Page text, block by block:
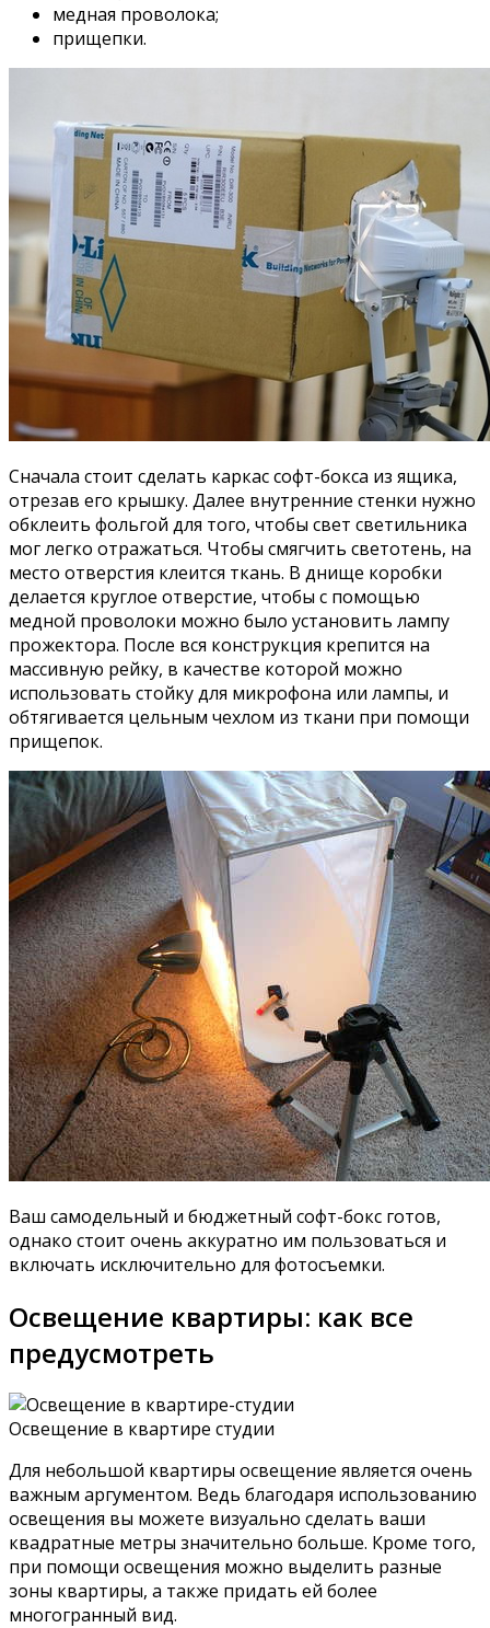
медная проволока;
прищепки.
Сначала стоит сделать каркас софт-бокса из ящика,
отрезав его крышку. Далее внутренние стенки нужно
обклеить фольгой для того, чтобы свет светильника
мог легко отражаться. Чтобы смягчить светотень, на
место отверстия клеится ткань. В днище коробки
делается круглое отверстие, чтобы с помощью
медной проволоки можно было установить лампу
прожектора. После вся конструкция крепится на
массивную рейку, в качестве которой можно
использовать стойку для микрофона или лампы, и
обтягивается цельным чехлом из ткани при помощи
прищепок.
Ваш самодельный и бюджетный софт-бокс готов,
однако стоит очень аккуратно им пользоваться и
включать исключительно для фотосъемки.
Освещение квартиры: как все
предусмотреть
Освещение в квартире студии
Для небольшой квартиры освещение является очень
важным аргументом. Ведь благодаря использованию
освещения вы можете визуально сделать ваши
квадратные метры значительно больше. Кроме того,
при помощи освещения можно выделить разные
зоны квартиры, а также придать ей более
многогранный вид.